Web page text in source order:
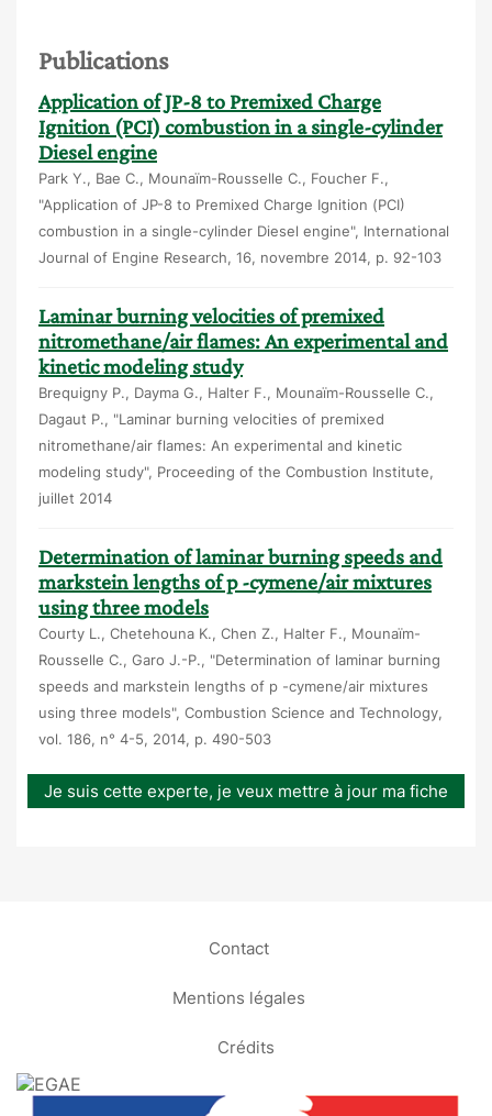
Publications
Application of JP-8 to Premixed Charge
Ignition (PCI) combustion in a single-cylinder
Diesel engine
Park Y., Bae C., Mounaïm-Rousselle C., Foucher F.,
"Application of JP-8 to Premixed Charge Ignition (PCI)
combustion in a single-cylinder Diesel engine", International
Journal of Engine Research, 16, novembre 2014, p. 92-103
Laminar burning velocities of premixed
nitromethane/air flames: An experimental and
kinetic modeling study
Brequigny P., Dayma G., Halter F., Mounaïm-Rousselle C.,
Dagaut P., "Laminar burning velocities of premixed
nitromethane/air flames: An experimental and kinetic
modeling study", Proceeding of the Combustion Institute,
juillet 2014
Determination of laminar burning speeds and
markstein lengths of p -cymene/air mixtures
using three models
Courty L., Chetehouna K., Chen Z., Halter F., Mounaïm-
Rousselle C., Garo J.-P., "Determination of laminar burning
speeds and markstein lengths of p -cymene/air mixtures
using three models", Combustion Science and Technology,
vol. 186, n° 4-5, 2014, p. 490-503
Je suis cette experte, je veux mettre à jour ma fiche
Contact
Mentions légales
Crédits